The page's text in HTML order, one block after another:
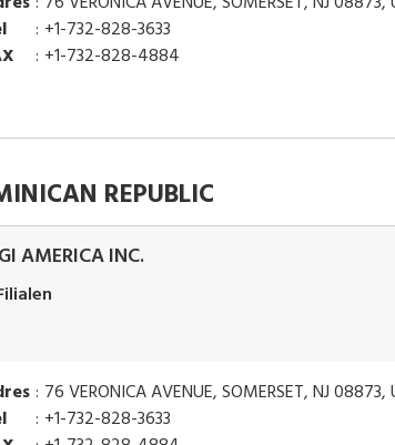
: +1-732-828-3633
: +1-732-828-4884
REPUBLIC
AMERICA INC.
: 76 VERONICA AVENUE, SOMERSET, NJ 08873,
: +1-732-828-3633